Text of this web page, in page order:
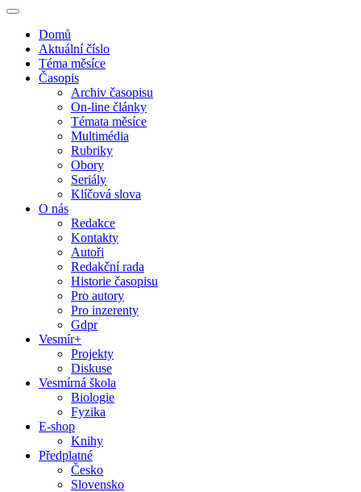
Domů
Aktuální číslo
Téma měsíce
Časopis
Archiv časopisu
On-line články
Témata měsíce
Multimédia
Rubriky
Obory
Seriály
Klíčová slova
O nás
Redakce
Kontakty
Autoři
Redakční rada
Historie časopisu
Pro autory
Pro inzerenty
Gdpr
Vesmír+
Projekty
Diskuse
Vesmírná škola
Biologie
Fyzika
E-shop
Knihy
Předplatné
Česko
Slovensko